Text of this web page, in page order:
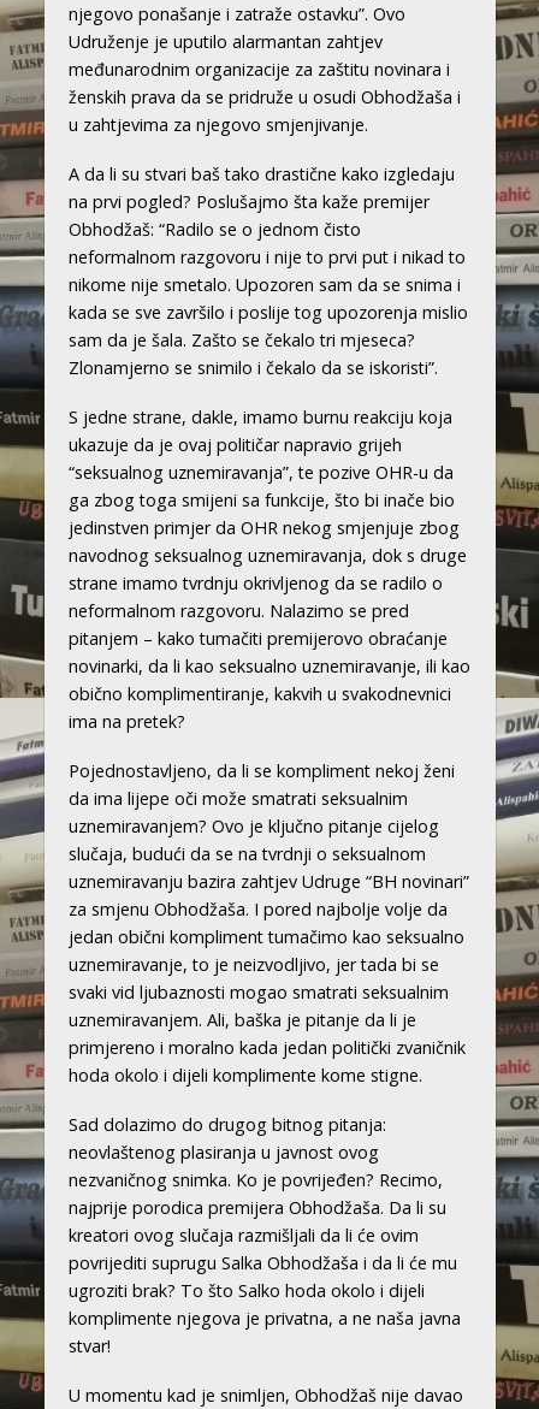
njegovo ponašanje i zatraže ostavku”. Ovo
Udruženje je uputilo alarmantan zahtjev
međunarodnim organizacije za zaštitu novinara i
ženskih prava da se pridruže u osudi Obhodžaša i
u zahtjevima za njegovo smjenjivanje.
A da li su stvari baš tako drastične kako izgledaju
na prvi pogled? Poslušajmo šta kaže premijer
Obhodžaš: “Radilo se o jednom čisto
neformalnom razgovoru i nije to prvi put i nikad to
nikome nije smetalo. Upozoren sam da se snima i
kada se sve završilo i poslije tog upozorenja mislio
sam da je šala. Zašto se čekalo tri mjeseca?
Zlonamjerno se snimilo i čekalo da se iskoristi”.
S jedne strane, dakle, imamo burnu reakciju koja
ukazuje da je ovaj političar napravio grijeh
“seksualnog uznemiravanja”, te pozive OHR-u da
ga zbog toga smijeni sa funkcije, što bi inače bio
jedinstven primjer da OHR nekog smjenjuje zbog
navodnog seksualnog uznemiravanja, dok s druge
strane imamo tvrdnju okrivljenog da se radilo o
neformalnom razgovoru. Nalazimo se pred
pitanjem – kako tumačiti premijerovo obraćanje
novinarki, da li kao seksualno uznemiravanje, ili kao
obično komplimentiranje, kakvih u svakodnevnici
ima na pretek?
Pojednostavljeno, da li se kompliment nekoj ženi
da ima lijepe oči može smatrati seksualnim
uznemiravanjem? Ovo je ključno pitanje cijelog
slučaja, budući da se na tvrdnji o seksualnom
uznemiravanju bazira zahtjev Udruge “BH novinari”
za smjenu Obhodžaša. I pored najbolje volje da
jedan obični kompliment tumačimo kao seksualno
uznemiravanje, to je neizvodljivo, jer tada bi se
svaki vid ljubaznosti mogao smatrati seksualnim
uznemiravanjem. Ali, baška je pitanje da li je
primjereno i moralno kada jedan politički zvaničnik
hoda okolo i dijeli komplimente kome stigne.
Sad dolazimo do drugog bitnog pitanja:
neovlaštenog plasiranja u javnost ovog
nezvaničnog snimka. Ko je povrijeđen? Recimo,
najprije porodica premijera Obhodžaša. Da li su
kreatori ovog slučaja razmišljali da li će ovim
povrijediti suprugu Salka Obhodžaša i da li će mu
ugroziti brak? To što Salko hoda okolo i dijeli
komplimente njegova je privatna, a ne naša javna
stvar!
U momentu kad je snimljen, Obhodžaš nije davao